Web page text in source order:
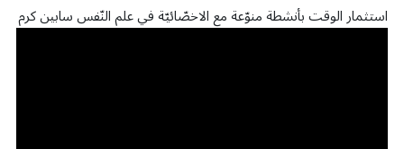
استثمار الوقت بأنشطة منوّعة مع الاخصّائيّة في علم النّفس سابين كرم